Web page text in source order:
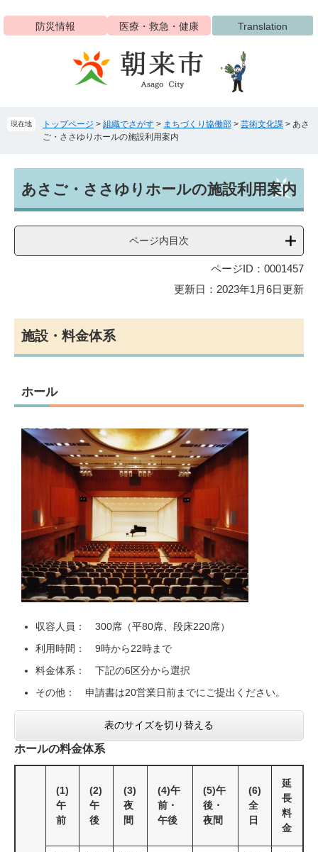
ジ
ュ
防災情報 医療・救急・健康 Translation
現在地 トップページ > 組織でさがす > まちづくり協働部 > 芸術文化課 > あさ
ご・ささゆりホールの施設利用案内
文あさご・ささゆりホールの施設利用案内
ページ内目次
ページID：0001457
更新日：2023年1月6日更新
施設・料金体系
ホール
収容人員： 300席（平80席、段床220席）
利用時間： 9時から22時まで
料金体系： 下記の6区分から選択
その他： 申請書は20営業日前までにご提出ください。
表のサイズを切り替える
ホールの料金体系
(1)
午
前
(2)
午
後
(3)
夜
間
(4)午
前・
午後
(5)午
後・
夜間
(6)
全
日
延
長
料
金